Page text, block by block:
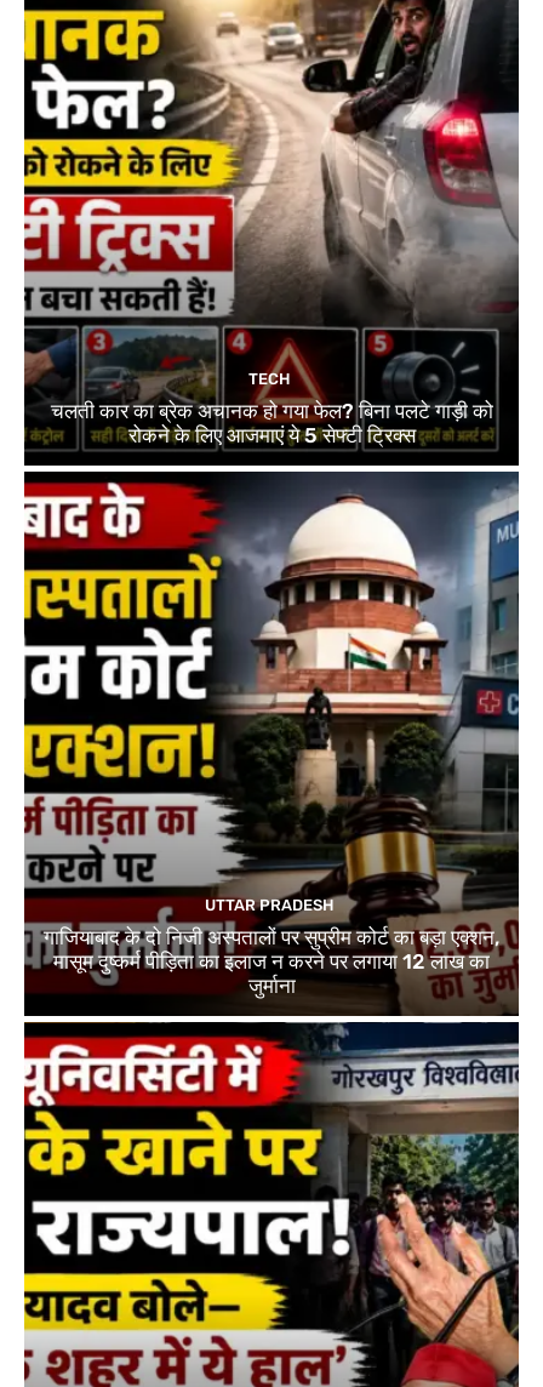
TECH
चलती कार का ब्रेक अचानक हो गया फेल? बिना पलटे गाड़ी को
रोकने के लिए आजमाएं ये 5 सेफ्टी ट्रिक्स
UTTAR PRADESH
गाजियाबाद के दो निजी अस्पतालों पर सुप्रीम कोर्ट का बड़ा एक्शन,
मासूम दुष्कर्म पीड़िता का इलाज न करने पर लगाया 12 लाख का
जुर्माना